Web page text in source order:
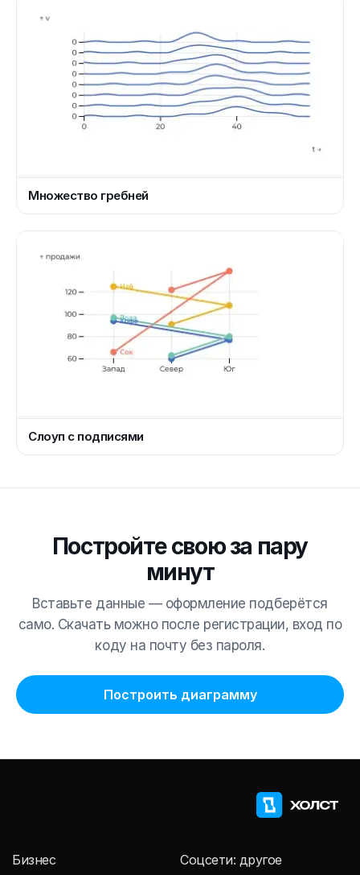
Множество гребней
Слоуп с подписями
Постройте свою за пару
минут
Вставьте данные — оформление подберётся
само. Скачать можно после регистрации, вход по
коду на почту без пароля.
Построить диаграмму
Бизнес Соцсети: другое